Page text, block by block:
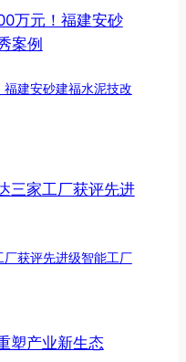
福建安砂建福水泥技改
获评先进级智能工厂